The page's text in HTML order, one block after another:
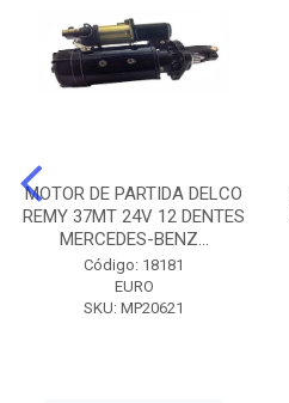
MOTOR DE PARTIDA DELCO
REMY 37MT 24V 12 DENTES
MERCEDES-BENZ...
Código: 18181
EURO
SKU: MP20621